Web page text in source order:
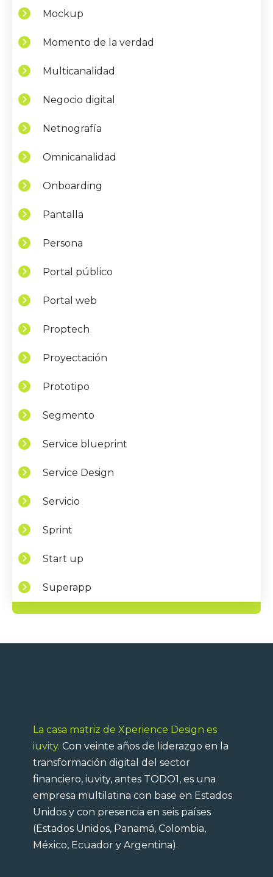
Mockup
Momento de la verdad
Multicanalidad
Negocio digital
Netnografía
Omnicanalidad
Onboarding
Pantalla
Persona
Portal público
Portal web
Proptech
Proyectación
Prototipo
Segmento
Service blueprint
Service Design
Servicio
Sprint
Start up
Superapp
La casa matriz de Xperience Design es
iuvity. Con veinte años de liderazgo en la
transformación digital del sector
financiero, iuvity, antes TODO1, es una
empresa multilatina con base en Estados
Unidos y con presencia en seis países
(Estados Unidos, Panamá, Colombia,
México, Ecuador y Argentina).